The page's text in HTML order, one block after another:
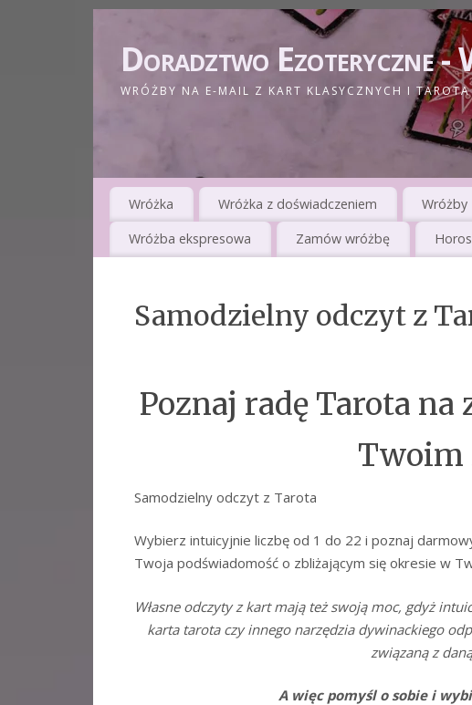
Doradztwo Ezoteryczne -
WRÓŻBY NA E-MAIL Z KART KLASYCZNYCH I TAROTA
Wróżka Wróżka z doświadczeniem Wróżby
Wróżba ekspresowa Zamów wróżbę
Samodzielny odczyt z
Poznaj radę Tarota
Twoim
Samodzielny odczyt z Tarota
Wybierz intuicyjnie liczbę od 1 do 22 i poznaj
Twoja podświadomość o zbliżającym się okresie w
Własne odczyty z kart mają też swoją moc, gdyż
karta tarota czy innego narzędzia dywinackiego
związaną z
A więc pomyśl o sobie i